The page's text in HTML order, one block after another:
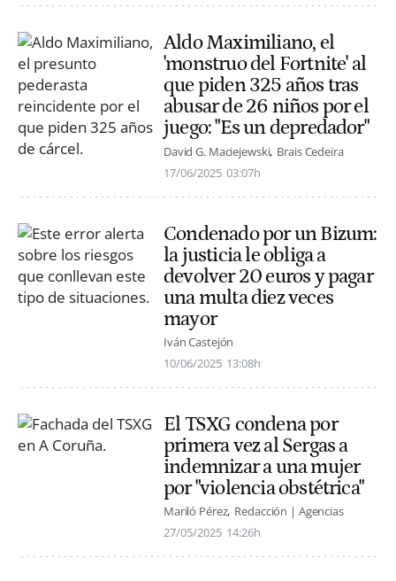
Aldo Maximiliano, el
'monstruo del Fortnite' al
que piden 325 años tras
abusar de 26 niños por el
juego: "Es un depredador"
David G. Maciejewski Brais Cedeira
17/06/2025 03:07h
Condenado por un Bizum:
la justicia le obliga a
devolver 20 euros y pagar
una multa diez veces
mayor
Iván Castejón
10/06/2025 13:08h
El TSXG condena por
primera vez al Sergas a
indemnizar a una mujer
por "violencia obstétrica"
Mariló Pérez Redacción | Agencias
27/05/2025 14:26h